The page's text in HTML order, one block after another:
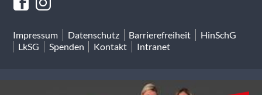
Impressum Datenschutz Barrierefreiheit
HinSchG
LkSG
Spenden Kontakt Intranet